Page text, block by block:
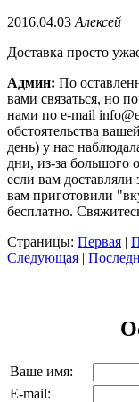
2016.04.03 Алексей
Доставка просто
Админ: По
вами связаться, но
нами по e-mail
обстоятельства
день) у нас
дни, из-за большого
если вам доставляли
вам приготовили
бесплатно.
Страницы: Первая |
Следующая |
Ваше имя:
E-mail: